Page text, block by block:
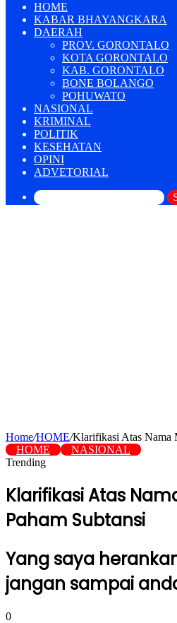
HOME
KABAR BHAYANGKARA
DAERAH
PROV. GORONTALO
KOTA GORONTALO
KAB. GORONTALO
BONE BOLANGO
POHUWATO
NASIONAL
KRIMINAL
POLITIK
KESEHATAN
OPINI
ADVETORIAL
Home/HOME/Klarifikasi Atas Nama
HOME
NASIONAL
Trending
Klarifikasi Atas
Paham Subtansi
Yang saya
jangan sampai
0